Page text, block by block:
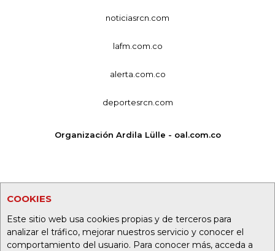
COOKIES
Este sitio web usa cookies propias y de terceros para
analizar el tráfico, mejorar nuestros servicio y conocer el
comportamiento del usuario. Para conocer más, acceda a
noticiasrcn.com
lafm.com.co
alerta.com.co
deportesrcn.com
Organización Ardila Lülle - oal.com.co